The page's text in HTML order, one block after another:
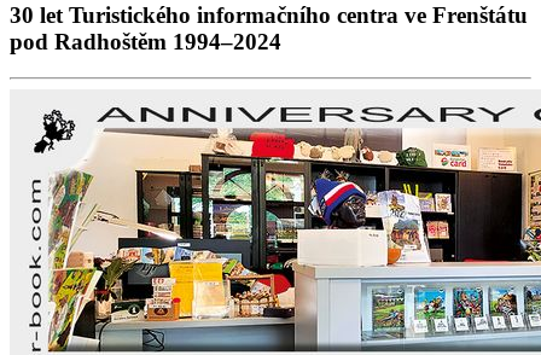
30 let Turistického informačního centra ve Frenštátu
pod Radhoštěm 1994–2024